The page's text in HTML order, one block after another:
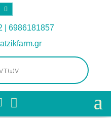
| 6986181857
